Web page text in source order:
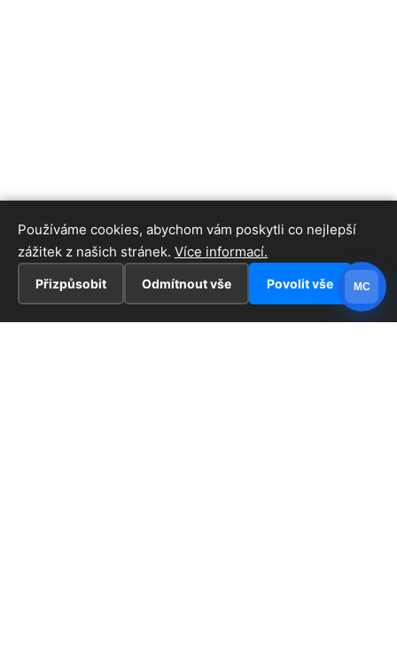
Používáme cookies, abychom vám poskytli co nejlepší
zážitek z našich stránek. Více informací.
Přizpůsobit Odmítnout vše Povolit vše MC